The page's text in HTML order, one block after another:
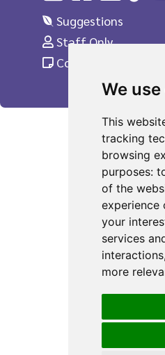
We
This
tracking
browsing
purposes:
of the
experience
your
services
interactions
more
Suggestions
Staff Only
Complaint